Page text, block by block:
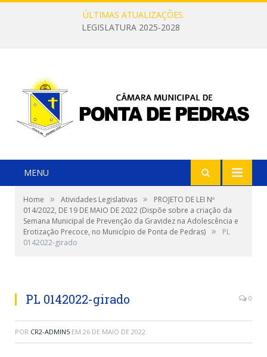
ÚLTIMAS ATUALIZAÇÕES:
LEGISLATURA 2025-2028
MENU
Home » Atividades Legislativas »
PROJETO DE LEI Nº
014/2022, DE 19 DE MAIO DE 2022 (Dispõe sobre a criação da
Semana Municipal de Prevenção da Gravidez na Adolescência e
Erotização Precoce, no Município de Ponta de Pedras) »
PL
0142022-girado
PL 0142022-girado 0
POR CR2-ADMIN5 EM 26 DE MAIO DE 2022